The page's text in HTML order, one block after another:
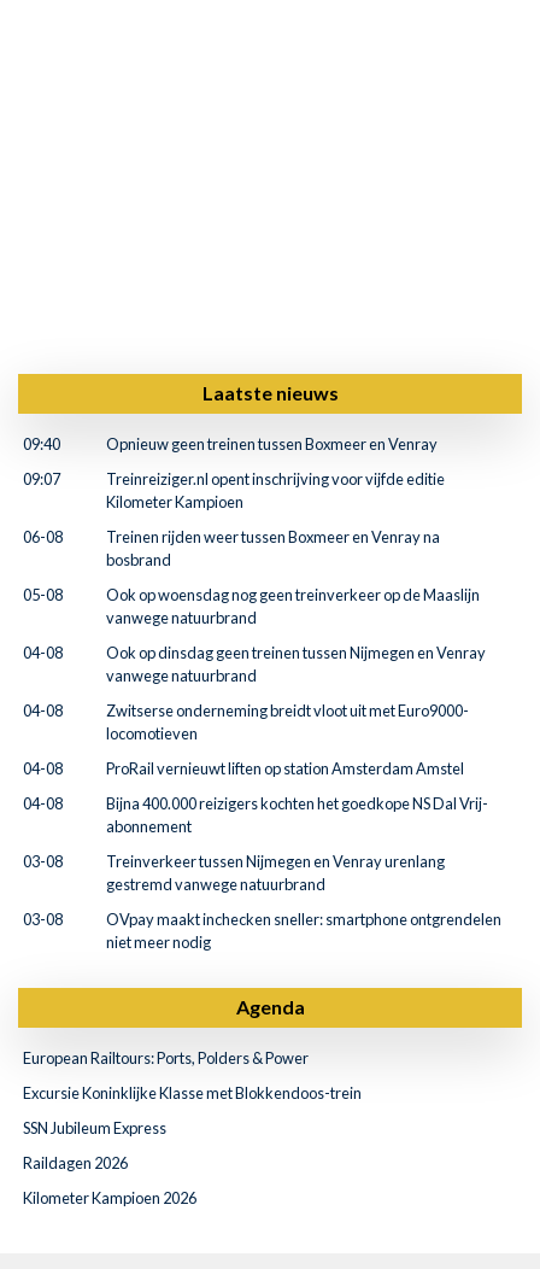
Laatste nieuws
09:40
Opnieuw geen treinen tussen Boxmeer en Venray
09:07
Treinreiziger.nl opent inschrijving voor vijfde editie
Kilometer Kampioen
06-08
Treinen rijden weer tussen Boxmeer en Venray na
bosbrand
05-08
Ook op woensdag nog geen treinverkeer op de Maaslijn
vanwege natuurbrand
04-08
Ook op dinsdag geen treinen tussen Nijmegen en Venray
vanwege natuurbrand
04-08
Zwitserse onderneming breidt vloot uit met Euro9000-
locomotieven
04-08
ProRail vernieuwt liften op station Amsterdam Amstel
04-08
Bijna 400.000 reizigers kochten het goedkope NS Dal Vrij-
abonnement
03-08
Treinverkeer tussen Nijmegen en Venray urenlang
gestremd vanwege natuurbrand
03-08
OVpay maakt inchecken sneller: smartphone ontgrendelen
niet meer nodig
Agenda
European Railtours: Ports, Polders & Power
Excursie Koninklijke Klasse met Blokkendoos-trein
SSN Jubileum Express
Raildagen 2026
Kilometer Kampioen 2026